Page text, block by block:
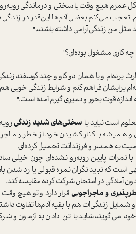
کل عمرم هیچ وقت با سختی و درماندگی
می‌کنم بعضی آدم‌ها این‌قدر در زندگی
مثل من زندگی آرامی داشته باشند."
چه کاری مشغول بوده‌ای؟"
برده‌ام و با همان دو گاو و چند گوسفند زندگی
برایشان فراهم کنم و شرایط زندگی خوبی
قوت بخور و نمیری گیرم آمده است."
است نباید با سختی‌های شدید زندگی
و همیشه با کنار کشیدن خود از خطر و
به همسر و فرزندانت تحمیل کرده‌ای.
نمرات پايین روبه‌رو نشده‌ای چون خیلی
که نباید نگران نمره قبولی یا رد شدن
آمادگی در امتحان شرکت كرده مقایسه کند.
و ماجراجوییقرار دارد و تو هیچ وقت
شمایل زندگی‌ات هم با بقیه آدم‌ها تفاوت
می‌گویند شاید با تن دادن به آزمون و